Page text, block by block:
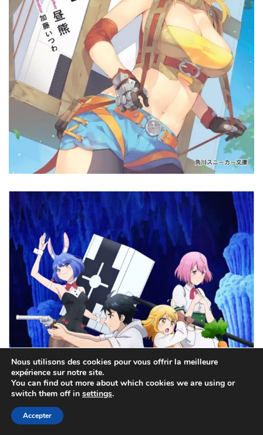
Nous utilisons des cookies pour vous offrir la meilleure
expérience sur notre site.
You can find out more about which cookies we are using or
switch them off in settings.
Accepter